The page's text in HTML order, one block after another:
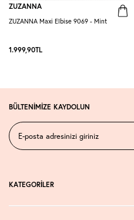
ZUZANNA
ZUZANNA Maxi Elbise 9069 - Mint
1.999,90TL
BÜLTENİMİZE KAYDOLUN
KATEGORİLER